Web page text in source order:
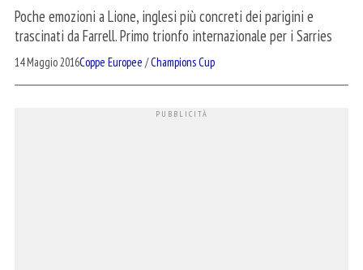
Poche emozioni a Lione, inglesi più concreti dei parigini e
trascinati da Farrell. Primo trionfo internazionale per i Sarries
14 Maggio 2016Coppe Europee /Champions Cup